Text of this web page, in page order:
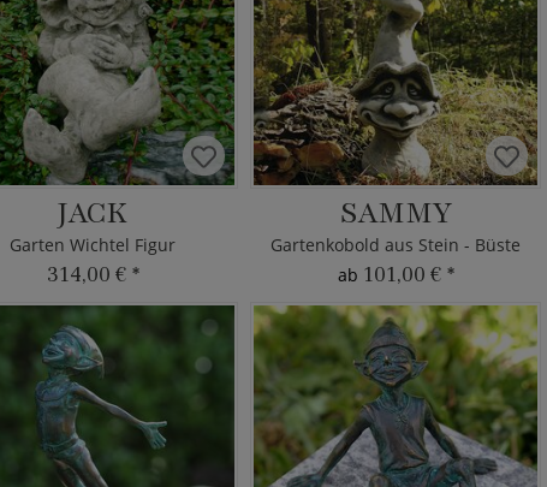
JACK
Garten Wichtel Figur
314,00 € *
SAMMY
Gartenkobold aus Stein - Büste
ab 101,00 € *